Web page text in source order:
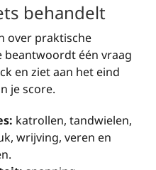
behandelt
over praktische
beantwoordt één vraag
en ziet aan het eind
je score.
katrollen, tandwielen,
wrijving, veren en